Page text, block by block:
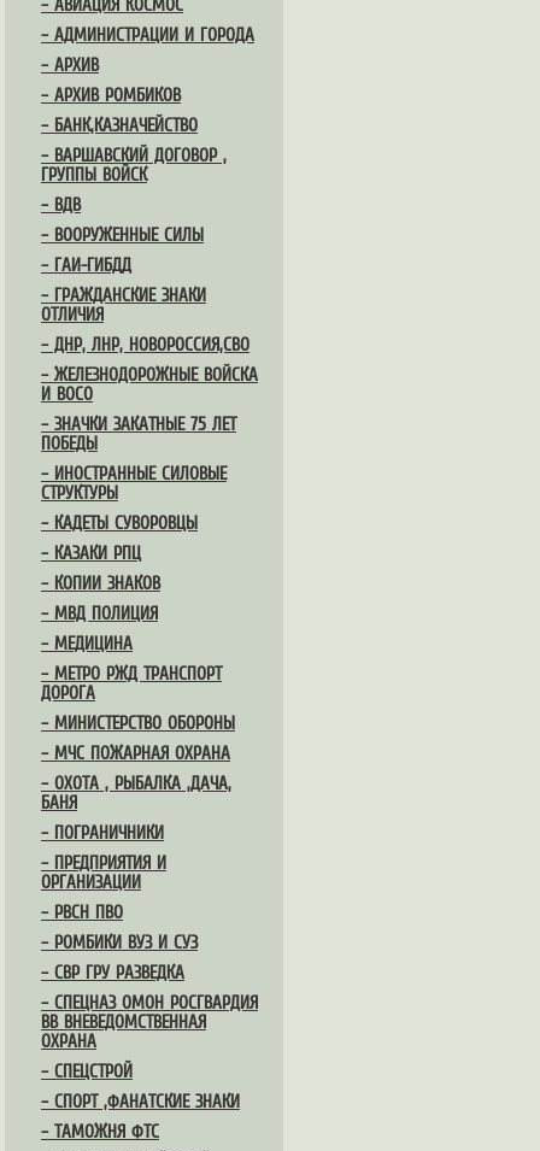
– АВИАЦИЯ КОСМОС
– АДМИНИСТРАЦИИ И ГОРОДА
– АРХИВ
– АРХИВ РОМБИКОВ
– БАНК,КАЗНАЧЕЙСТВО
– ВАРШАВСКИЙ ДОГОВОР ,
ГРУППЫ ВОЙСК
– ВДВ
– ВООРУЖЕННЫЕ СИЛЫ
– ГАИ-ГИБДД
– ГРАЖДАНСКИЕ ЗНАКИ
ОТЛИЧИЯ
– ДНР, ЛНР, НОВОРОССИЯ,СВО
– ЖЕЛЕЗНОДОРОЖНЫЕ ВОЙСКА
И ВОСО
– ЗНАЧКИ ЗАКАТНЫЕ 75 ЛЕТ
ПОБЕДЫ
– ИНОСТРАННЫЕ СИЛОВЫЕ
СТРУКТУРЫ
– КАДЕТЫ СУВОРОВЦЫ
– КАЗАКИ РПЦ
– КОПИИ ЗНАКОВ
– МВД ПОЛИЦИЯ
– МЕДИЦИНА
– МЕТРО РЖД ТРАНСПОРТ
ДОРОГА
– МИНИСТЕРСТВО ОБОРОНЫ
– МЧС ПОЖАРНАЯ ОХРАНА
– ОХОТА , РЫБАЛКА ,ДАЧА,
БАНЯ
– ПОГРАНИЧНИКИ
– ПРЕДПРИЯТИЯ И
ОРГАНИЗАЦИИ
– РВСН ПВО
– РОМБИКИ ВУЗ И СУЗ
– СВР ГРУ РАЗВЕДКА
– СПЕЦНАЗ ОМОН РОСГВАРДИЯ
ВВ ВНЕВЕДОМСТВЕННАЯ
ОХРАНА
– СПЕЦСТРОЙ
– СПОРТ ,ФАНАТСКИЕ ЗНАКИ
– ТАМОЖНЯ ФТС